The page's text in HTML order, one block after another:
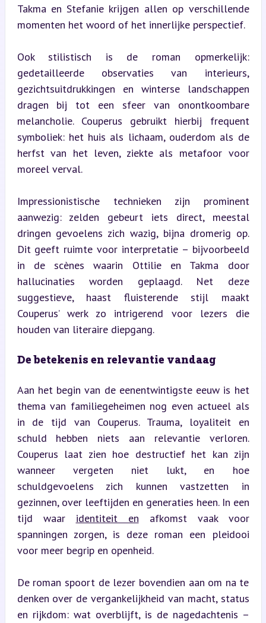
Takma en Stefanie krijgen allen op verschillende
momenten het woord of het innerlijke perspectief.
Ook stilistisch is de roman opmerkelijk:
gedetailleerde observaties van interieurs,
gezichtsuitdrukkingen en winterse landschappen
dragen bij tot een sfeer van onontkoombare
melancholie. Couperus gebruikt hierbij frequent
symboliek: het huis als lichaam, ouderdom als de
herfst van het leven, ziekte als metafoor voor
moreel verval.
Impressionistische technieken zijn prominent
aanwezig: zelden gebeurt iets direct, meestal
dringen gevoelens zich wazig, bijna dromerig op.
Dit geeft ruimte voor interpretatie – bijvoorbeeld
in de scènes waarin Ottilie en Takma door
hallucinaties worden geplaagd. Net deze
suggestieve, haast fluisterende stijl maakt
Couperus’ werk zo intrigerend voor lezers die
houden van literaire diepgang.
De betekenis en relevantie vandaag
Aan het begin van de eenentwintigste eeuw is het
thema van familiegeheimen nog even actueel als
in de tijd van Couperus. Trauma, loyaliteit en
schuld hebben niets aan relevantie verloren.
Couperus laat zien hoe destructief het kan zijn
wanneer vergeten niet lukt, en hoe
schuldgevoelens zich kunnen vastzetten in
gezinnen, over leeftijden en generaties heen. In een
tijd waar identiteit en afkomst vaak voor
spanningen zorgen, is deze roman een pleidooi
voor meer begrip en openheid.
De roman spoort de lezer bovendien aan om na te
denken over de vergankelijkheid van macht, status
en rijkdom: wat overblijft, is de nagedachtenis –